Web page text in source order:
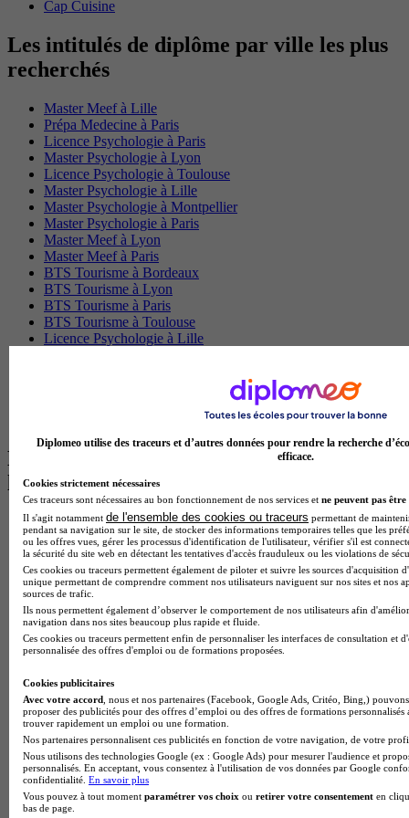
Cap Cuisine
Les intitulés de diplôme par ville les plus
recherchés
Master Meef à Lille
Prépa Medecine à Paris
Licence Psychologie à Paris
Master Psychologie à Lyon
Licence Psychologie à Toulouse
Master Psychologie à Lille
Master Psychologie à Montpellier
Master Psychologie à Paris
Master Meef à Lyon
Master Meef à Paris
BTS Tourisme à Bordeaux
BTS Tourisme à Lyon
BTS Tourisme à Paris
BTS Tourisme à Toulouse
Licence Psychologie à Lille
Les intitulés de diplôme par alternance
les plus recherchés
BTS Esf en alternance
BTS Dietetique en alternance
BTS Mco en alternance
BTS Pi en alternance
BTS Sp3s en alternance
Master CCA en alternance
BTS Ndrc en alternance
BTS Sam en alternance
Cap Fleuriste en alternance
MSc Marketing Digital en alternance
BTS Gpme en alternance
Cap Electricien en alternance
BTS Gpn en alternance
BTS Domotique en alternance
BAC Pro Agora en alternance
BTS Sta en alternance
BTS Iris en alternance
Diplomeo utilise des traceurs et d’autres données pour rendre la recherche
efficace.
Cookies strictement nécessaires
Ces traceurs sont nécessaires au bon fonctionnement de nos services et ne peuvent pas être
Il s'agit notamment de l'ensemble des cookies ou traceurs permettant de
pendant sa navigation sur le site, de stocker des informations temporaires telles que les
ou les offres vues, gérer les processus d'identification de l'utilisateur, vérifier s'il est
la sécurité du site web en détectant les tentatives d'accès frauduleux ou les violations de
Ces cookies ou traceurs permettent également de piloter et suivre les sources d'acquisition
unique permettant de comprendre comment nos utilisateurs naviguent sur nos sites et nos
sources de trafic.
Ils nous permettent également d’observer le comportement de nos utilisateurs afin
navigation dans nos sites beaucoup plus rapide et fluide.
Ces cookies ou traceurs permettent enfin de personnaliser les interfaces de consultation et
personnalisée des offres d'emploi ou de formations proposées.
Cookies publicitaires
Avec votre accord , nous et nos partenaires (Facebook, Google Ads, Critéo, Bing,)
proposer des publicités pour des offres d’emploi ou des offres de formations
trouver rapidement un emploi ou une formation.
Nos partenaires personnalisent ces publicités en fonction de votre navigation, de votre
Nous utilisons des technologies Google (ex : Google Ads) pour mesurer l'audience et
personnalisés. En acceptant, vous consentez à l'utilisation de vos données par Google
confidentialité. En savoir plus
Vous pouvez à tout moment paramétrer vos choix ou retirer votre consentement en
bas de page.